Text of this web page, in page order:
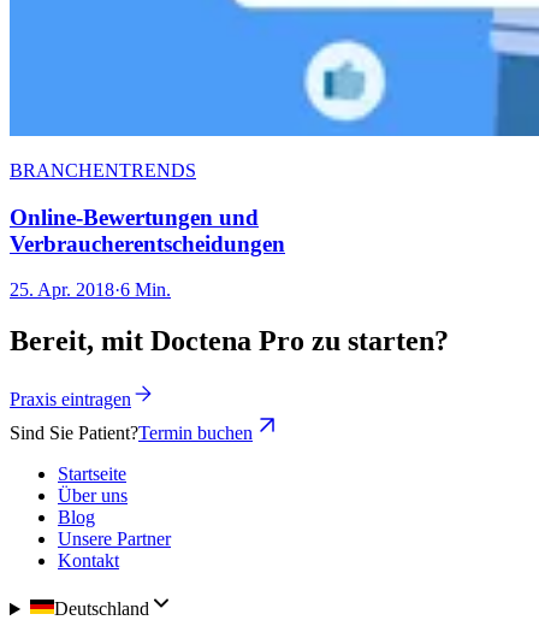
BRANCHENTRENDS
Online-Bewertungen und
Verbraucherentscheidungen
25. Apr. 2018·6 Min.
Bereit, mit Doctena Pro zu starten?
Praxis eintragen
Sind Sie Patient?Termin buchen
Startseite
Über uns
Blog
Unsere Partner
Kontakt
Deutschland